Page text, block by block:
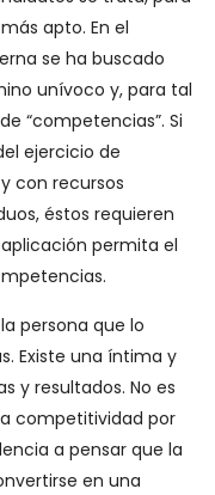
apto. En el
se ha buscado
unívoco y, para tal
“competencias”. Si
ejercicio de
con recursos
éstos requieren
permita el
persona que lo
Existe una íntima y
y resultados. No es
competitividad por
a pensar que la
en una